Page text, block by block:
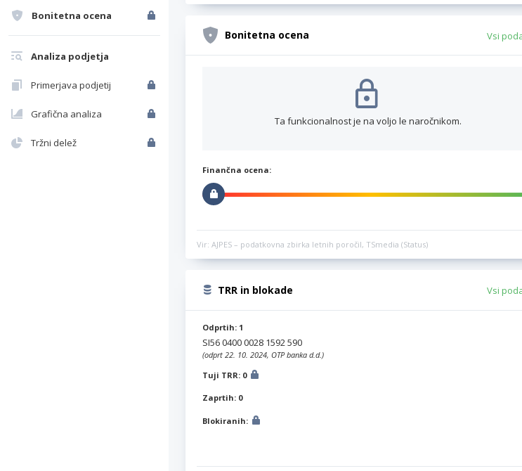
Bonitetna ocena
Analiza podjetja
Primerjava podjetij
Grafična analiza
Tržni delež
Bonitetna ocena Vsi
Ta funkcionalnost je na voljo le naročnikom.
Finančna ocena:
Vir: AJPES – podatkovna zbirka letnih poročil, TSmedia (Status)
TRR in blokade Vsi
Odprtih: 1
SI56 0400 0028 1592 590
(odprt 22. 10. 2024, OTP banka d.d.)
Tuji TRR: 0
Zaprtih: 0
Blokiranih: